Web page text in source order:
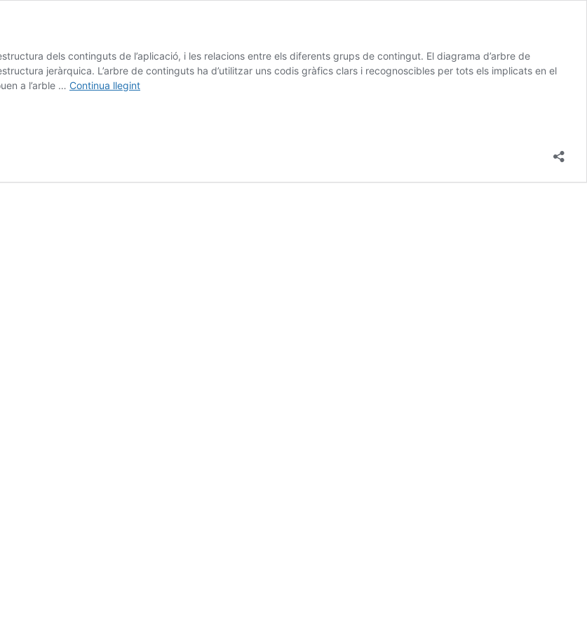
dels continguts de l’aplicació, i les relacions entre els diferents grups de contingut. El diagrama d’arbre de
jeràrquica. L’arbre de continguts ha d’utilitzar uns codis gràfics clars i recognoscibles per tots els implicats en el
a l’arble … Continua llegint4.3.